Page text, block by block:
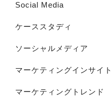
Social Media
ケーススタディ
ソーシャルメディア
マーケティングインサイト
マーケティングトレンド